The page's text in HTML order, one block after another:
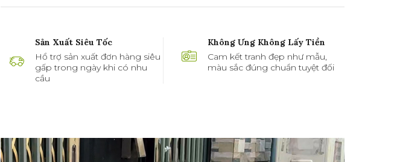
Sản Xuất Siêu Tốc
Hổ trợ sản xuất đơn hàng siêu
gấp trong ngày khi có nhu
cầu
Không Ưng Không Lấy Tiền
Cam kết tranh đẹp như mẫu,
màu sắc đúng chuẩn tuyệt đối